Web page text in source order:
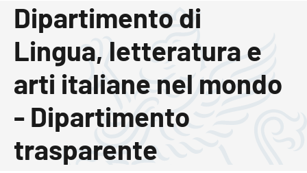
Dipartimento di
Lingua, letteratura e
arti italiane nel mondo
- Dipartimento
trasparente